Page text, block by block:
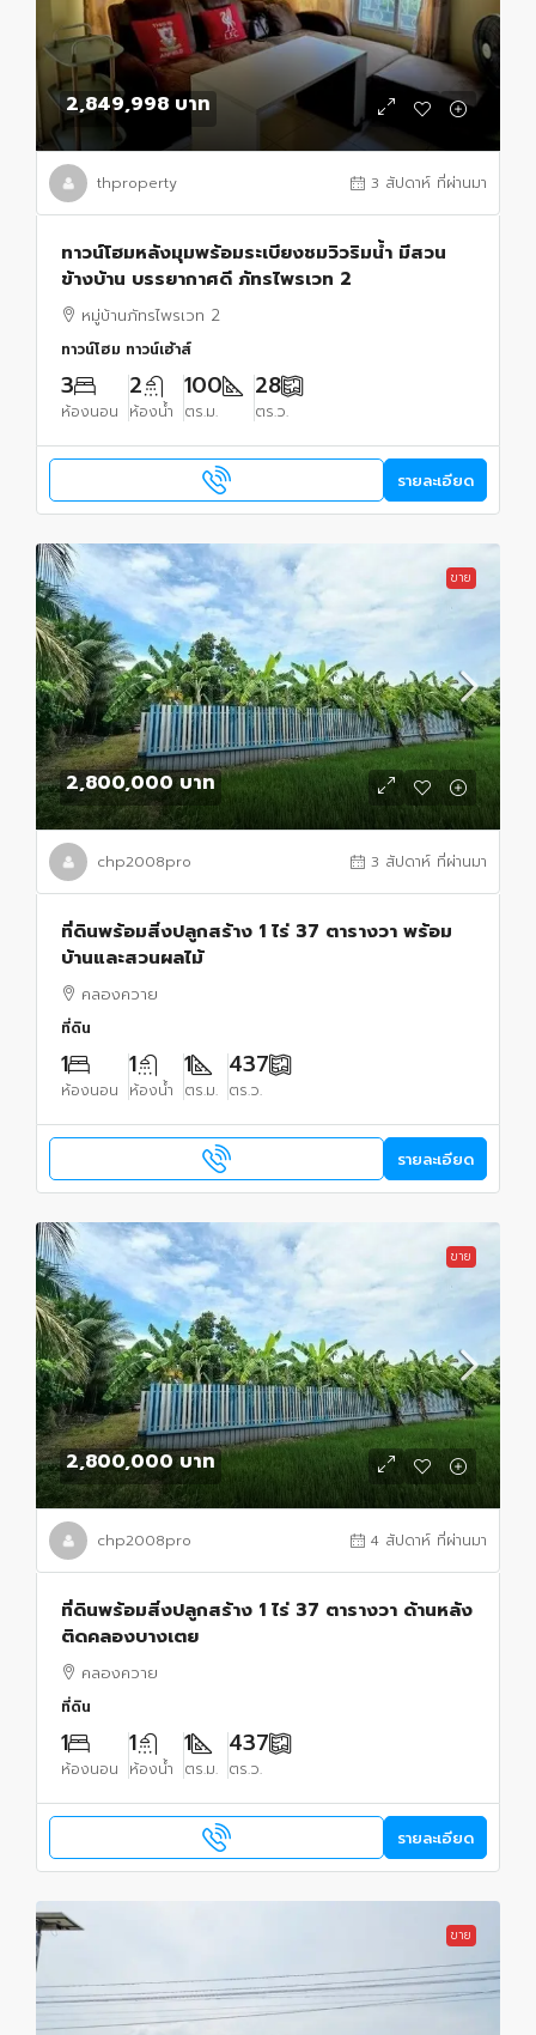
2,849,998 บาท
thproperty 3 สัปดาห์ ที่ผ่านมา
ทาวน์โฮมหลังมุมพร้อมระเบียงชมวิวริมน้ำ มีสวน
ข้างบ้าน บรรยากาศดี ภัทรไพรเวท 2
หมู่บ้านภัทรไพรเวท 2
ทาวน์โฮม ทาวน์เฮ้าส์
3
ห้องนอน
2
ห้องน้ำ
100
ตร.ม.
28
ตร.ว.
รายละเอียด
ขาย
2,800,000 บาท
chp2008pro 3 สัปดาห์ ที่ผ่านมา
ที่ดินพร้อมสิ่งปลูกสร้าง 1 ไร่ 37 ตารางวา พร้อม
บ้านและสวนผลไม้
คลองควาย
ที่ดิน
1
ห้องนอน
1
ห้องน้ำ
1
ตร.ม.
437
ตร.ว.
รายละเอียด
ขาย
2,800,000 บาท
chp2008pro 4 สัปดาห์ ที่ผ่านมา
ที่ดินพร้อมสิ่งปลูกสร้าง 1 ไร่ 37 ตารางวา ด้านหลัง
ติดคลองบางเตย
คลองควาย
ที่ดิน
1
ห้องนอน
1
ห้องน้ำ
1
ตร.ม.
437
ตร.ว.
รายละเอียด
ขาย